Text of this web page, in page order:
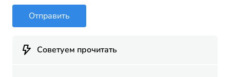
Отправить
Советуем прочитать